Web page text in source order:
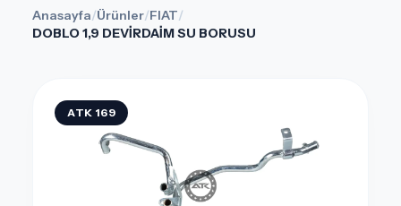
Anasayfa/Ürünler/FIAT/
DOBLO 1,9 DEVİRDAİM SU BORUSU
ATK 169